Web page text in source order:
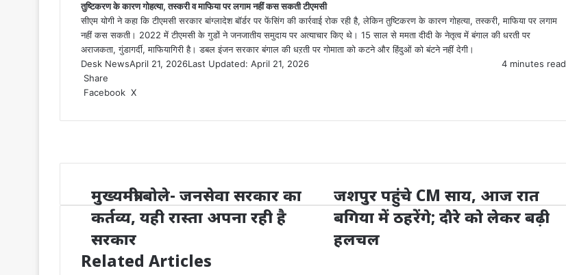
तुष्टिकरण के कारण गोहत्या, तस्करी व माफिया पर लगाम नहीं कस सकती टीएमसी
सीएम योगी ने कहा कि टीएमसी सरकार बांग्लादेश बॉर्डर पर फेंसिंग की कार्रवाई रोक रही है, लेकिन तुष्टिकरण के कारण गोहत्या, तस्करी, माफिया पर लगाम
नहीं कस सकती। 2022 में टीएमसी के गुडों ने जनजातीय समुदाय पर अत्याचार किए थे। 15 साल से ममता दीदी के नेतृत्व में बंगाल की धरती पर
अराजकता, गुंडागर्दी, माफियागिरी है। डबल इंजन सरकार बंगाल की धऱती पर गोमाता को कटने और हिंदुओं को बंटने नहीं देगी।
Desk NewsApril 21, 2026Last Updated: April 21, 2026
4 minutes read
Share
Facebook X
Email
मुख्यमंत्री बोले- जनसेवा सरकार का
कर्तव्य, यही रास्ता अपना रही है
सरकार
जशपुर पहुंचे CM साय, आज रात
बगिया में ठहरेंगे; दौरे को लेकर बढ़ी
हलचल
Related Articles